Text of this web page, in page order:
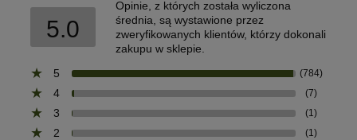
5.0
Opinie, z których została wyliczona
średnia, są wystawione przez
zweryfikowanych klientów, którzy dokonali
zakupu w sklepie.
5
(784)
4 (7)
3 (1)
2 (1)